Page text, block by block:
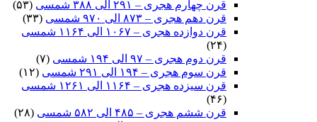
قرن چهارم هجری – ۲۹۱ الی ۳۸۸ شمسی
(۵۳)
قرن دهم هجری – ۸۷۳ الی ۹۷۰ شمسی
(۳۳)
قرن دوازده هجری – ۱۰۶۷ الی ۱۱۶۴ شمسی
(۲۴)
قرن دوم هجری – ۹۷ الی ۱۹۴ شمسی
(۷)
قرن سوم هجری – ۱۹۴ الی ۲۹۱ شمسی
(۱۲)
قرن سیزده هجری – ۱۱۶۴ الی ۱۲۶۱ شمسی
(۴۶)
قرن ششم هجری – ۴۸۵ الی ۵۸۲ شمسی
(۲۸)